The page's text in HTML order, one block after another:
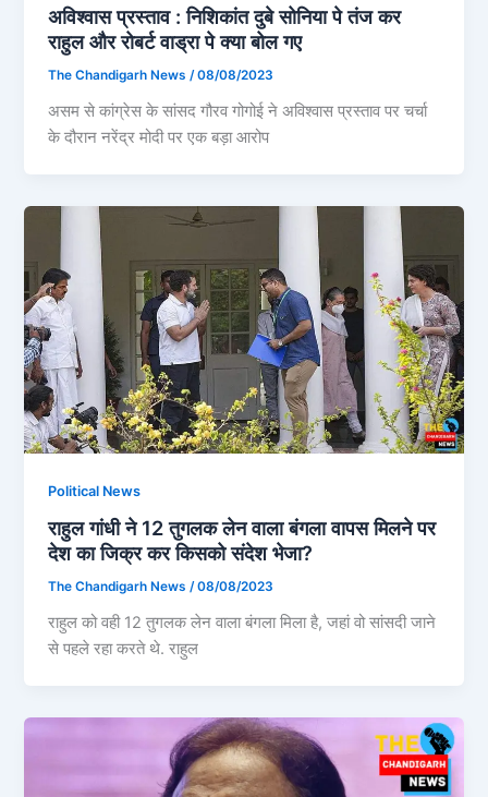
अविश्वास प्रस्ताव : निशिकांत दुबे सोनिया पे तंज कर
राहुल और रोबर्ट वाड्रा पे क्या बोल गए
The Chandigarh News/08/08/2023
असम से कांग्रेस के सांसद गौरव गोगोई ने अविश्वास प्रस्ताव पर चर्चा
के दौरान नरेंद्र मोदी पर एक बड़ा आरोप
Political News
राहुल गांधी ने 12 तुगलक लेन वाला बंगला वापस मिलने पर
देश का जिक्र कर किसको संदेश भेजा?
The Chandigarh News/08/08/2023
राहुल को वही 12 तुगलक लेन वाला बंगला मिला है, जहां वो सांसदी जाने
से पहले रहा करते थे. राहुल